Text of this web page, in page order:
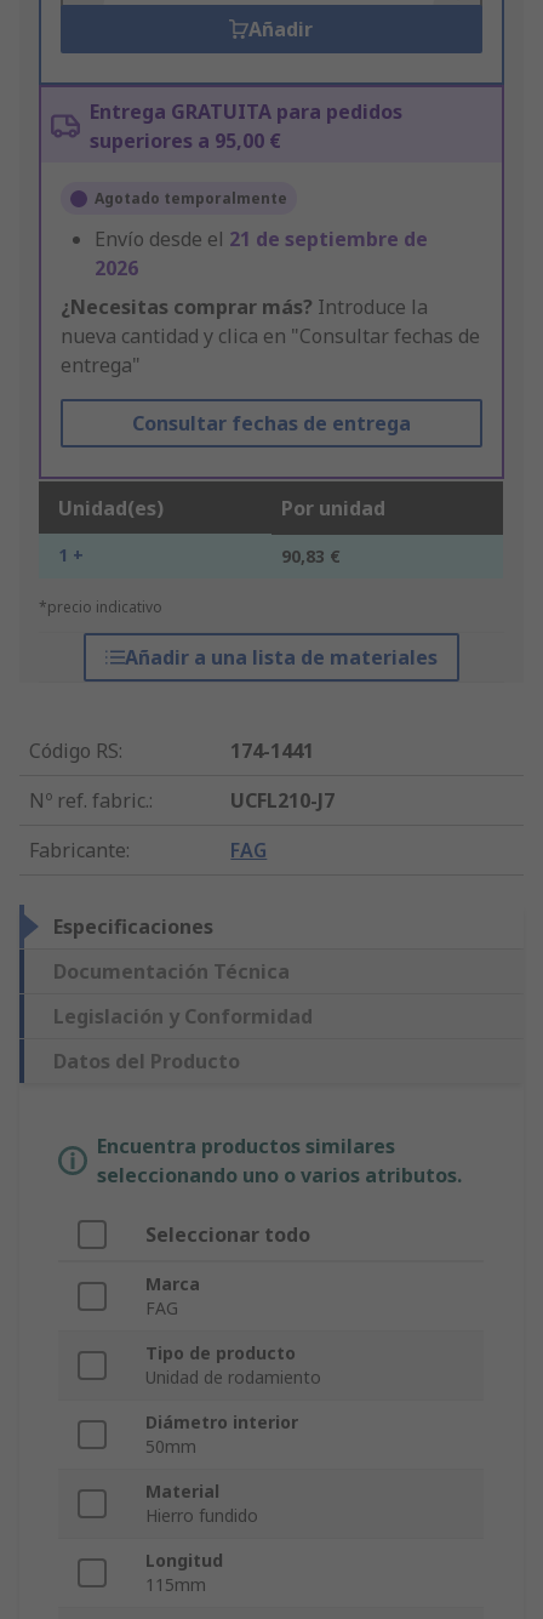
Añadir
Entrega GRATUITA para pedidos
superiores a 95,00 €
Agotado temporalmente
Envío desde el 21 de septiembre de
2026
¿Necesitas comprar más? Introduce la
nueva cantidad y clica en "Consultar fechas de
entrega"
Consultar fechas de entrega
Unidad(es) Por unidad
1 + 90,83 €
*precio indicativo
Añadir a una lista de materiales
Código RS:
174-1441
Nº ref. fabric.:
UCFL210-J7
Fabricante: FAG
Especificaciones
Documentación Técnica
Legislación y Conformidad
Datos del Producto
Encuentra productos similares
seleccionando uno o varios atributos.
Seleccionar todo
Marca
FAG
Tipo de producto
Unidad de rodamiento
Diámetro interior
50mm
Material
Hierro fundido
Longitud
115mm